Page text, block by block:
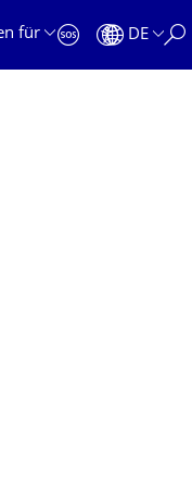
für
DE